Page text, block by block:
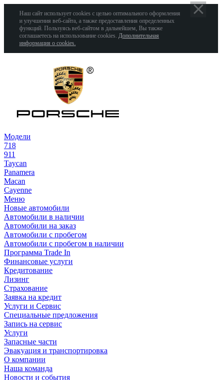
Наш сайт использует cookies с целью оптимального оформления
и улучшения веб-сайта, а также предоставления определенных
функций. Пользуясь веб-сайтом в дальнейшем, Вы также
соглашаетесь на использование cookies. Дополнительная
информация о cookies.
Модели
718
911
Taycan
Panamera
Macan
Cayenne
Меню
Новые автомобили
Автомобили в наличии
Автомобили на заказ
Автомобили с пробегом
Автомобили с пробегом в наличии
Программа Trade In
Финансовые услуги
Кредитование
Лизинг
Страхование
Заявка на кредит
Услуги и Сервис
Специальные предложения
Запись на сервис
Услуги
Запасные части
Эвакуация и транспортировка
О компании
Наша команда
Новости и события